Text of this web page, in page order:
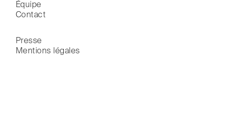
Équipe
Contact
Presse
Mentions légales